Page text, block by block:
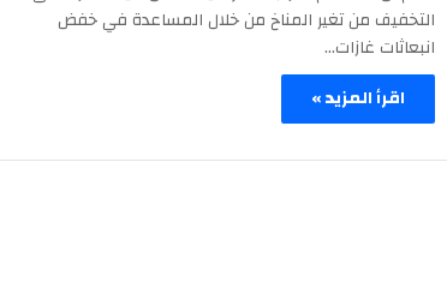
التخفيف من تغير المناخ من خلال المساعدة في خفض
انبعاثات غازات…
اقرأ المزيد »